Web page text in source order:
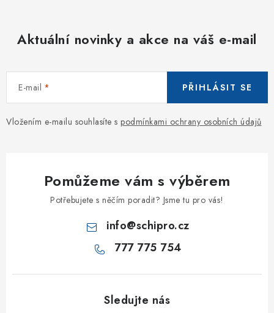
Aktuální novinky a akce na váš e-mail
E-mail
Vložením e-mailu souhlasíte s podmínkami ochrany osobních údajů
PŘIHLÁSIT SE
Pomůžeme vám s výběrem
Potřebujete s něčím poradit? Jsme tu pro vás!
info@schipro.cz
777 775 754